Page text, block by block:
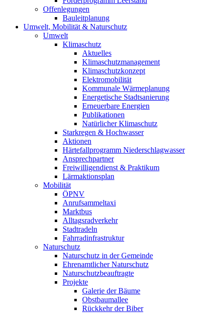
Offenlegungen
Bauleitplanung
Umwelt, Mobilität & Naturschutz
Umwelt
Klimaschutz
Aktuelles
Klimaschutzmanagement
Klimaschutzkonzept
Elektromobilität
Kommunale Wärmeplanung
Energetische Stadtsanierung
Erneuerbare Energien
Publikationen
Natürlicher Klimaschutz
Starkregen & Hochwasser
Aktionen
Härtefallprogramm Niederschlagwasser
Ansprechpartner
Freiwilligendienst & Praktikum
Lärmaktionsplan
Mobilität
ÖPNV
Anrufsammeltaxi
Marktbus
Alltagsradverkehr
Stadtradeln
Fahrradinfrastruktur
Naturschutz
Naturschutz in der Gemeinde
Ehrenamtlicher Naturschutz
Naturschutzbeauftragte
Projekte
Galerie der Bäume
Obstbaumallee
Rückkehr der Biber